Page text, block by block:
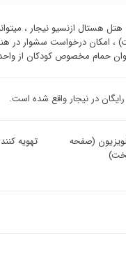
هستال ازنسیو نیجار ،
امکان درخواست سشوار در
وان حمام مخصوص کودکان از
(صفحه
تهویه